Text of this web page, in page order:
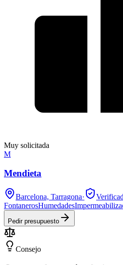
Muy solicitada
M
Mendieta
Barcelona, Tarragona·
FontanerosHumedades
Pedir presupuesto
Consejo